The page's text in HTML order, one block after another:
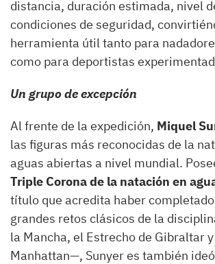
distancia, duración estimada, nivel
condiciones de seguridad,
herramienta útil tanto para
como para deportistas
Un grupo de excepción
Al frente de la expedición, Miquel
las figuras más reconocidas de la
aguas abiertas a nivel mundial.
Triple Corona de la natación en
título que acredita haber
grandes retos clásicos de la
la Mancha, el Estrecho de Gibraltar
Manhattan—, Sunyer es también